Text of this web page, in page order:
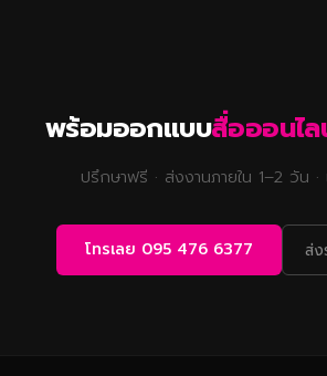
พร้อมออกแบบสื่อออนไ
ปรึกษาฟรี · ส่งงานภายใน 1–2 วัน ·
โทรเลย 095 476 6377 ส่ง